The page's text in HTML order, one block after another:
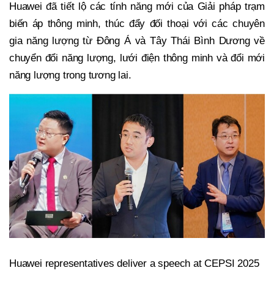
Huawei đã tiết lộ các tính năng mới của Giải pháp trạm
biến áp thông minh, thúc đẩy đối thoại với các chuyên
gia năng lượng từ Đông Á và Tây Thái Bình Dương về
chuyển đổi năng lượng, lưới điện thông minh và đổi mới
năng lượng trong tương lai.
Huawei representatives deliver a speech at CEPSI 2025